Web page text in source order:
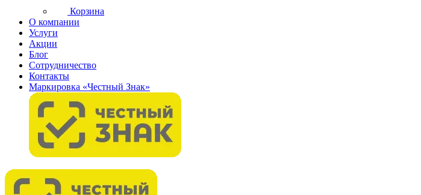
Корзина
О компании
Услуги
Акции
Блог
Сотрудничество
Контакты
Маркировка «Честный Знак»